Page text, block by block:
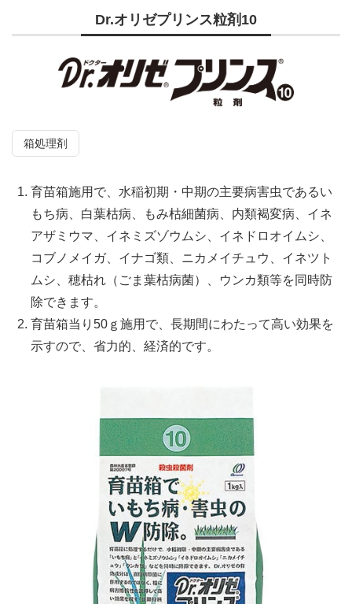
Dr.オリゼプリンス粒剤10
箱処理剤
育苗箱施用で、水稲初期・中期の主要病害虫であるい
もち病、白葉枯病、もみ枯細菌病、内類褐変病、イネ
アザミウマ、イネミズゾウムシ、イネドロオイムシ、
コブノメイガ、イナゴ類、ニカメイチュウ、イネツト
ムシ、穂枯れ（ごま葉枯病菌）、ウンカ類等を同時防
除できます。
育苗箱当り50ｇ施用で、長期間にわたって高い効果を
示すので、省力的、経済的です。